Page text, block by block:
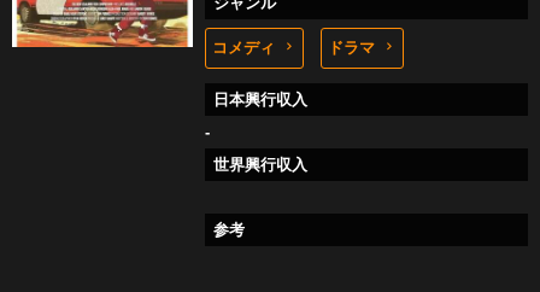
コメディ ドラマ
日本興行収入
-
世界興行収入
参考